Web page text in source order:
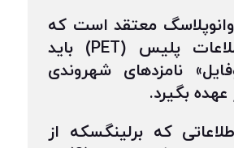
وانوپلاسگ معتقد است که
سرویس اطلاعات پلیس (PET) باید
نامزدهای شهروندی
عهده بگیرد.
که برلینگسکه از